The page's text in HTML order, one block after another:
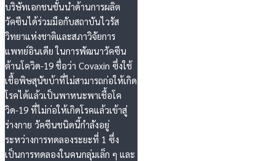
บริษัทเอกชนชั้นนำด้านการผลิต
วัคซีนได้ร่วมมือกับสถาบันไวรัส
วิทยาแห่งชาติและสภาวิจัยการ
แพทย์อินเดีย ในการพัฒนาวัคซีน
ต้านโควิด-19 ชื่อว่า Covaxin ซึ่งใช้
เชื้อพิษสุนัขบ้าที่ไม่สามารถก่อให้เกิด
โรคได้แล้วเป็นพาหนะพาเชื้อโค
วิด-19 ที่ไม่ก่อให้เกิดโรคแล้วเข้าสู่
ร่างกาย วัคซีนชนิดนี้กำลังอยู่
ระหว่างการทดลองระยะที่ 1 ซึ่ง
เป็นการทดลองในคนกลุ่มเล็ก ๆ และ